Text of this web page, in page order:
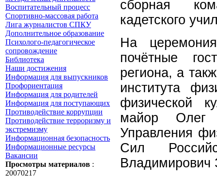
Воспитательный процесс
Спортивно-массовая работа
Лига журналистов СПКУ
Дополнительное образование
Психолого-педагогическое
сопровождение
Библиотека
Наши достижения
Информация для выпускников
Профориентация
Информация для родителей
Информация для поступающих
Противодействие коррупции
Противодействие терроризму и
экстремизму
Информационная безопасность
Информационные ресурсы
Вакансии
Просмотры материалов :
20070217
сборная
кадетского
На
почётные
региона, а
института
физической
майор Олег
Управления
Сил
Владимирович